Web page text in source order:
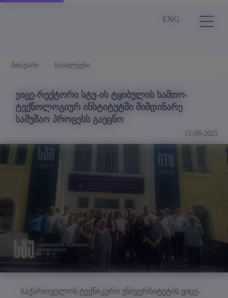
ENG
მთავარი სიახლეები
ვიცე-რექტორი სტუ-ის ტყიბულის სამთო-
ტექნოლოგიურ ინსტიტუტში მიმდინარე
სამუშაო პროცესს გაეცნო
15-08-2025
საქართველოს ტექნიკური უნივერსიტეტის ვიცე-